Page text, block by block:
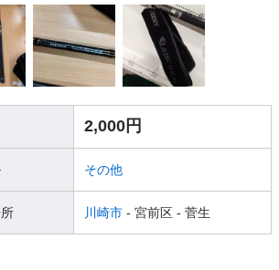
2,000円
その他
川崎市 - 宮前区 - 菅生